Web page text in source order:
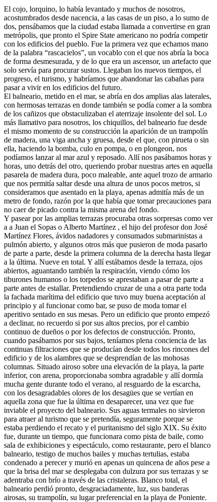
El cojo, lorquino, lo había levantado y muchos de nosotros,
acostumbrados desde nacencia, a las casas de un piso, a lo sumo de
dos, pensábamos que la ciudad estaba llamada a convertirse en gran
metrópolis, que pronto el Spire State americano no podría competir
con los edificios del pueblo. Fue la primera vez que echamos mano
de la palabra “rascacielos”, un vocablo con el que nos abría la boca
de forma desmesurada, y de lo que era un ascensor, un artefacto que
solo servía para procurar sustos. Llegaban los nuevos tiempos, el
progreso, el turismo, y habríamos que abandonar las cabañas para
pasar a vivir en los edificios del futuro.
El balneario, metido en el mar, se abría en dos amplias alas laterales,
con hermosas terrazas en donde también se podía comer a la sombra
de los cañizos que obstaculizaban el aterrizaje insolente del sol. Lo
más llamativo para nosotros, los chiquillos, del balneario fue desde
el mismo momento de su construcción la aparición de un trampolín
de madera, una viga ancha y gruesa, desde el que, con pirueta o sin
ella, haciendo la bomba, culo en pompa, o en plongeon, nos
podíamos lanzar al mar azul y reposado. Allí nos pasábamos horas y
horas, uno detrás del otro, queriendo probar nuestras artes en aquella
pasarela de madera dura, poco maleable, ante aquel trozo de armario
que nos permitía saltar desde una altura de unos pocos metros, si
consideramos que asentado en la playa, apenas admitía más de un
metro de fondo, razón por la que había que tomar precauciones para
no caer de picado contra la misma arena del fondo.
Y pasear por las amplias terrazas procuraba otras sorpresas como ver
a a Juan el Sopas o Alberto Martínez , el hijo del profesor don José
Martínez Flores, ávidos nadadores y consumados submarinistas a
pulmón abierto, y algunos otros más que pusieron de moda pasarlo
de parte a parte, desde la primera columna de la derecha hasta llegar
a la última. Nueve en total. Y allí estábamos desde la terraza, ojos
abiertos, aguantando también la respiración, viendo cómo los
tiburones humanos o los torpedos se aprestaban a pasar de parte a
parte antes de estallar. Pretendiendo cruzar de una a otra parte toda
la fachada marítima del edificio que tuvo muy buena aceptación al
principio y al funcionar como bar, se puso de moda tomar el
aperitivo sentado en sus mesas. Pero un edificio que pronto empezó
a declinar, no recuerdo si por sus altos precios, por el cambio
continuo de dueños o por los defectos de construcción. Pronto,
cuando pasábamos por sus bajos, teníamos plena conciencia de las
continuas filtraciones que se producían desde todos los rincones del
edificio y de los alambres que se desprendían de las mohosas
columnas. Situado airoso sobre una elevación de la playa, la parte
inferior, con arena, proporcionaba sombra agradable y allí dormía
mucha gente durante todo el verano, al resguardo de la escarcha,
con los desagradables olores de los desagües que se vertían en
aquella zona que fue la última en desaparecer, una vez que fue
inviable el proyecto del balneario. Sus aguas termales no sirvieron
para atraer al turismo que se pretendía, seguramente porque se
estaba perdiendo el recato y el puritanismo del siglo XIX. Su éxito
fue, durante un tiempo, que funcionara como pista de baile, como
sala de exhibiciones y espectáculo, como restaurante, pero el blanco
balneario, testigo de muchos bailes y muchas tertulias, estaba
condenado a perecer y murió en apenas un quincena de años pese a
que la brisa del mar se desplegaba con dulzura por sus terrazas y se
adentraba con brío a través de las cristaleras. Blanco total, el
balneario perdió pronto, desgraciadamente, luz, sus banderas
airosas, su trampolín, su lugar preferencial en la playa de Poniente.